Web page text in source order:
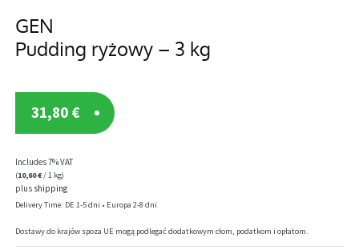
GEN
Pudding ryżowy – 3 kg
31,80 €
Includes 7% VAT
(10,60€/ 1 kg)
plus shipping
Delivery Time: DE 1-5 dni • Europa 2-8 dni
Dostawy do krajów spoza UE mogą podlegać dodatkowym cłom, podatkom i opłatom.